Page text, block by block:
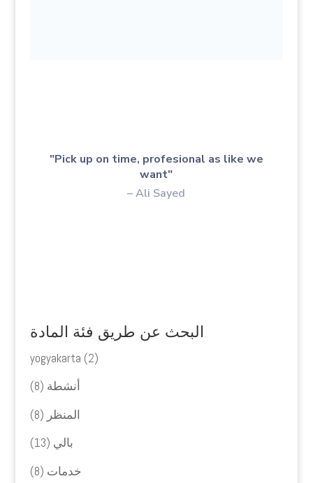
"Pick up on time, profesional as like we
want"
– Ali Sayed
البحث عن طريق فئة المادة
yogyakarta (2)
أنشطة (8)
المنظر (8)
بالي (13)
خدمات (8)